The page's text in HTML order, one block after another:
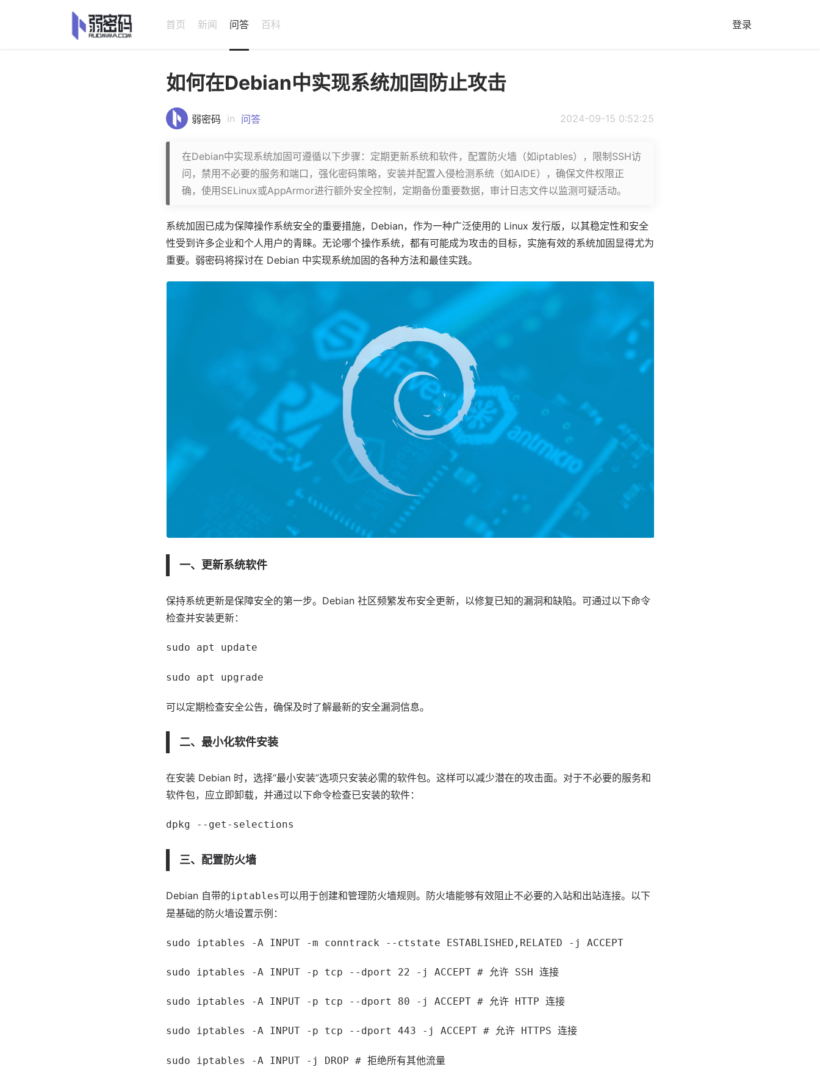
首页 新闻 问答 百科 登录
如何在Debian中实现系统加固防止攻击
弱密码 in 问答 2024-09-15 0:52:25
在Debian中实现系统加固可遵循以下步骤：定期更新系统和软件，配置防火墙（如iptables），限制SSH访
问，禁用不必要的服务和端口，强化密码策略，安装并配置入侵检测系统（如AIDE），确保文件权限正
确，使用SELinux或AppArmor进行额外安全控制，定期备份重要数据，审计日志文件以监测可疑活动。
系统加固已成为保障操作系统安全的重要措施， Debian，作为一种广泛使用的 Linux 发行版，以其稳定性和安全
性受到许多企业和个人用户的青睐。无论哪个操作系统，都有可能成为攻击的目标，实施有效的系统加固显得尤为
重要。 弱密码将探讨在 Debian 中实现系统加固的各种方法和最佳实践。
一、更新系统软件
保持系统更新是保障安全的第一步。Debian 社区频繁发布安全更新，以修复已知的漏洞和缺陷。可通过以下命令
检查并安装更新：
sudo apt update
sudo apt upgrade
可以定期检查安全公告，确保及时了解最新的安全漏洞信息。
二、最小化软件安装
在安装 Debian 时，选择“最小安装”选项只安装必需的软件包。这样可以减少潜在的攻击面。对于不必要的服务和
软件包，应立即卸载，并通过以下命令检查已安装的软件：
dpkg --get-selections
三、配置防火墙
Debian 自带的iptables可以用于创建和管理防火墙规则。防火墙能够有效阻止不必要的入站和出站连接。以下
是基础的防火墙设置示例：
sudo iptables -A INPUT -m conntrack --ctstate ESTABLISHED,RELATED -j ACCEPT
sudo iptables -A INPUT -p tcp --dport 22 -j ACCEPT # 允许 SSH 连接
sudo iptables -A INPUT -p tcp --dport 80 -j ACCEPT # 允许 HTTP 连接
sudo iptables -A INPUT -p tcp --dport 443 -j ACCEPT # 允许 HTTPS 连接
sudo iptables -A INPUT -j DROP # 拒绝所有其他流量